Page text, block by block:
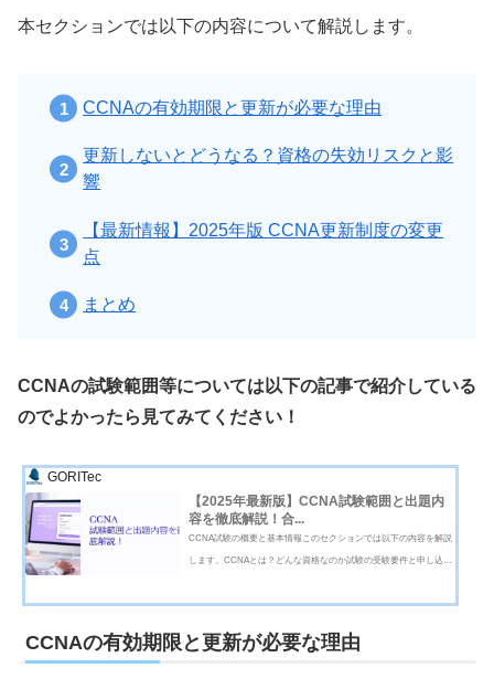
本セクションでは以下の内容について解説します。
CCNAの有効期限と更新が必要な理由
更新しないとどうなる？資格の失効リスクと影
響
【最新情報】2025年版 CCNA更新制度の変更
点
まとめ
CCNAの試験範囲等については以下の記事で紹介している
のでよかったら見てみてください！
GORITec
【2025年最新版】CCNA試験範囲と出題内
容を徹底解説！合...
CCNA試験の概要と基本情報このセクションでは以下の内容を解説
します。CCNAとは？どんな資格なのか試験の受験要件と申し込み
どんな資格なのかCCNA（Cisco Certified Network Associate）は、
CCNAの有効期限と更新が必要な理由